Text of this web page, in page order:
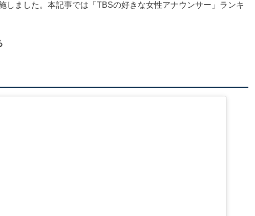
しました。本記事では「TBSの好きな女性アナウンサー」ランキ